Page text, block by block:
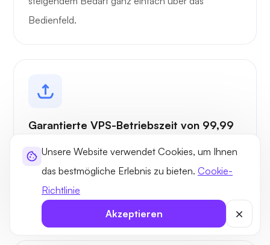
Unsere Website verwendet Cookies, um Ihnen
das bestmögliche Erlebnis zu bieten. Cookie-
Richtlinie
Akzeptieren
Bedienfeld.
Garantierte VPS-Betriebszeit von 99,99
Hosting ohne einzelne Fehlerpunkte, Ausgleich
überragende Betriebszeit.